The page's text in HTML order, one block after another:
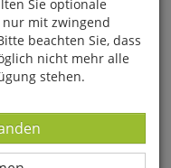
Hippolais
Sie optionale
nur mit zwingend
beachten Sie, dass
nicht mehr alle
stehen.
-